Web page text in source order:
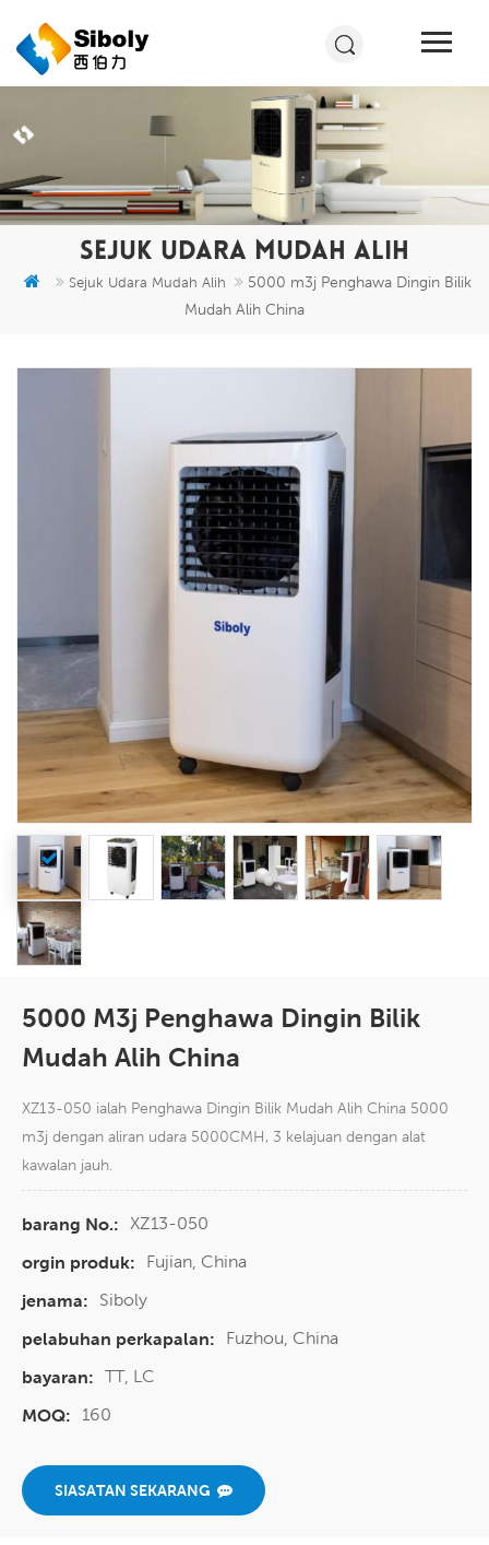
SEJUK UDARA MUDAH ALIH
Sejuk Udara Mudah Alih
5000 m3j Penghawa Dingin Bilik
Mudah Alih China
5000 M3j Penghawa Dingin Bilik
Mudah Alih China
XZ13-050 ialah Penghawa Dingin Bilik Mudah Alih China 5000
m3j dengan aliran udara 5000CMH, 3 kelajuan dengan alat
kawalan jauh.
barang No.: XZ13-050
orgin produk:
Fujian, China
jenama:
Siboly
pelabuhan perkapalan:
Fuzhou, China
bayaran: TT, LC
MOQ:
160
SIASATAN SEKARANG